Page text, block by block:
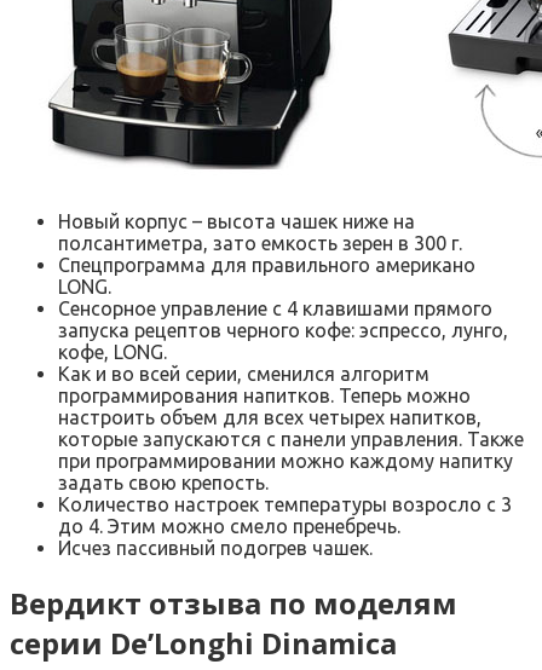
Новый корпус – высота чашек ниже на
полсантиметра, зато емкость зерен в 300 г.
Спецпрограмма для правильного американо
LONG.
Сенсорное управление с 4 клавишами прямого
запуска рецептов черного кофе: эспрессо, лунго,
кофе, LONG.
Как и во всей серии, сменился алгоритм
программирования напитков. Теперь можно
настроить объем для всех четырех напитков,
которые запускаются с панели управления. Также
при программировании можно каждому напитку
задать свою крепость.
Количество настроек температуры возросло с 3
до 4. Этим можно смело пренебречь.
Исчез пассивный подогрев чашек.
Вердикт отзыва по моделям
серии De’Longhi Dinamica